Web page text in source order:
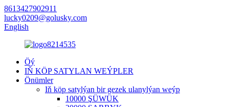
8613427902911
lucky0209@golusky.com
English
Öý
IŇ KÖP SATYLAN WEÝPLER
Önümler
Iň köp satylýan bir gezek ulanylýan weýp
10000 ŞÜWÜK